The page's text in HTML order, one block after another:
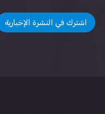
اشترك في النشرة الإخبارية